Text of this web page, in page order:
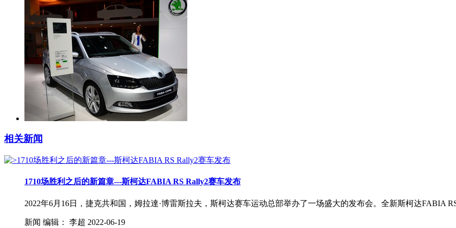
相关新闻
1710场胜利之后的新篇章---斯柯达FABIA RS Rally2赛车发布
2022年6月16日，捷克共和国，姆拉達·博雷斯拉夫，斯柯达赛车运动总部举办了一场盛大的发布会。全新斯柯达FABIA
新闻 编辑： 李超 2022-06-19